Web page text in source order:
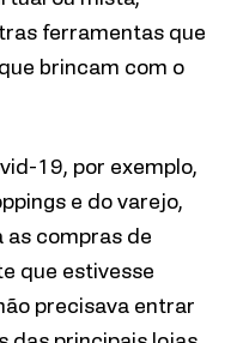
ferramentas que
brincam com o
19, por exemplo,
e do varejo,
as compras de
que estivesse
precisava entrar